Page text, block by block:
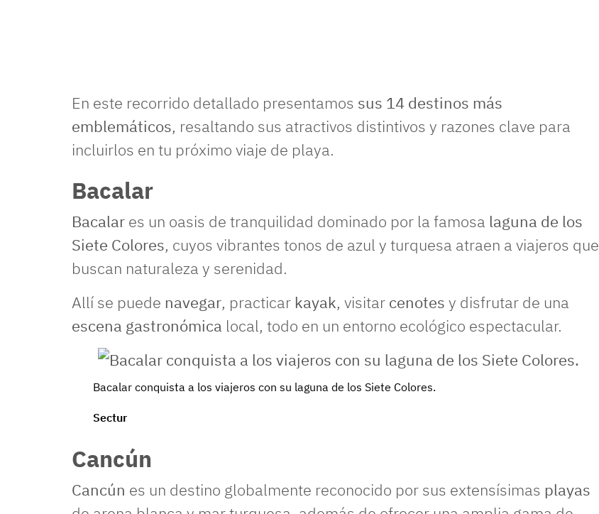
En este recorrido detallado presentamos sus 14 destinos más
emblemáticos, resaltando sus atractivos distintivos y razones clave para
incluirlos en tu próximo viaje de playa.
Bacalar
Bacalar es un oasis de tranquilidad dominado por la famosa laguna de los
Siete Colores, cuyos vibrantes tonos de azul y turquesa atraen a viajeros que
buscan naturaleza y serenidad.
Allí se puede navegar, practicar kayak, visitar cenotes y disfrutar de una
escena gastronómica local, todo en un entorno ecológico espectacular.
Bacalar conquista a los viajeros con su laguna de los Siete Colores.
Sectur
Cancún
Cancún es un destino globalmente reconocido por sus extensísimas playas